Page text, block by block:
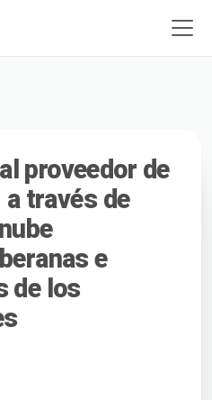
proveedor de
través de
e
de los